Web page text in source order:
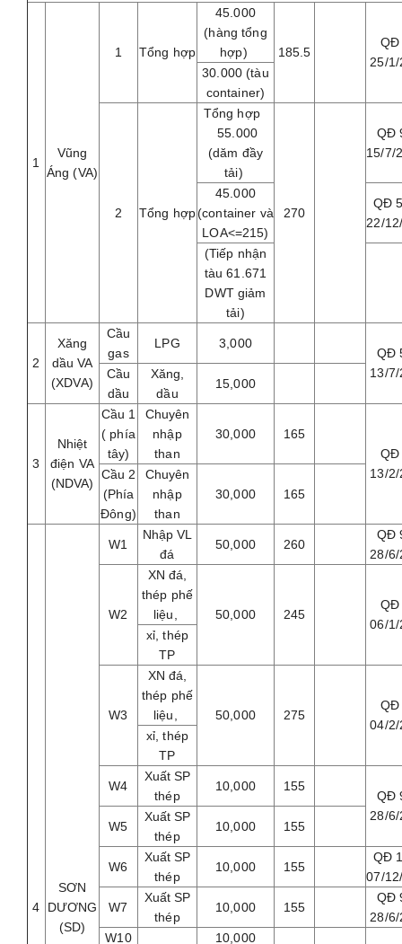
1
Vũng
Áng (VA)
1 Tổng hợp
45.000
(hàng tổng
hợp)
185.5
QĐ
25/
30.000 (tàu
container)
2 Tổng hợp
Tổng hợp
55.000
(dăm đầy
tải)
270
QĐ
15/7/
45.000
(container và
LOA<=215)
QĐ
22/
(Tiếp nhận
tàu 61.671
DWT giảm
tải)
2
Xăng
dầu VA
(XDVA)
Cầu
gas
LPG 3,000
QĐ
13/
Cầu
dầu
Xăng,
dầu
15,000
3
Nhiệt
điện VA
(NDVA)
Cầu 1
( phía
tây)
Chuyên
nhập
than
30,000
165
QĐ
13/
Cầu 2
(Phía
Đông)
Chuyên
nhập
than
30,000 165
4
SƠN
DƯƠNG
(SD)
W1
Nhập VL
đá
50,000 260
QĐ
28/
W2
XN đá,
thép phế
liệu,
50,000 245
QĐ
06/
xỉ, thép
TP
W3
XN đá,
thép phế
liệu,
50,000 275
QĐ
04/
xỉ, thép
TP
W4
Xuất SP
thép
10,000 155
QĐ
28/
W5
Xuất SP
thép
10,000 155
W6
Xuất SP
thép
10,000 155
QĐ
07/
W7
Xuất SP
thép
10,000 155
QĐ
28/
W10
10,000